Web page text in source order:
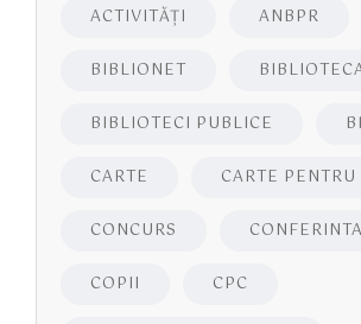
ACTIVITĂŢI ANBPR
BIBLIONET
BIBLIOTECI PUBLICE
CARTE CARTE PENTRU
CONCURS CONFERINTA
COPII CPC